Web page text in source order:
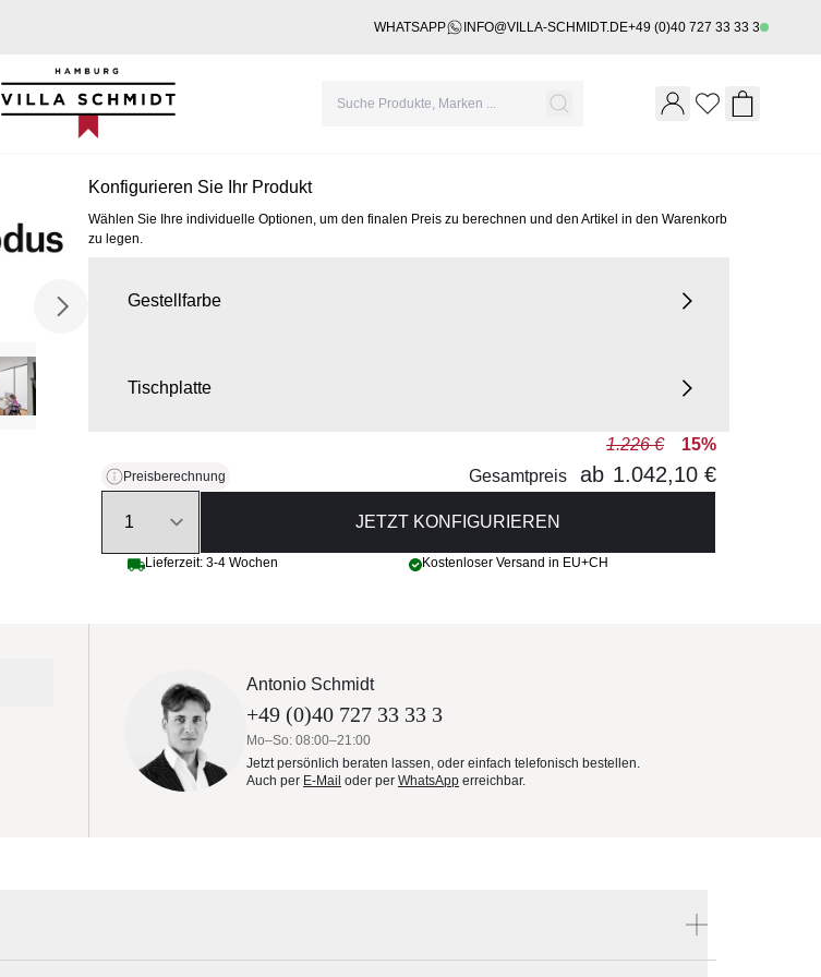
WHATSAPP INFO@VILLA-SCHMIDT.DE+49 (0)40 727 33 33 3
Villa Schmidt
Wishlist
Konfigurieren Sie Ihr Produkt
Wählen Sie Ihre individuelle Optionen, um den finalen Preis zu berechnen und den Artikel in den Warenkorb
zu legen.
Gestellfarbe
Tischplatte
Preisberechnung
1.226 €
15%
Gesamtpreis
ab 1.042,10 €
JETZT KONFIGURIEREN
Lieferzeit: 3-4 Wochen Kostenloser Versand in EU+CH
Antonio Schmidt
+49 (0)40 727 33 33 3
Mo–So: 08:00–21:00
Jetzt persönlich beraten lassen, oder einfach telefonisch bestellen.
Auch per E-Mail oder per WhatsApp erreichbar.